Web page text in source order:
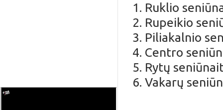
1. Ruklio
2. Rupeikio
3. Piliakalnio
4. Centro
5. Rytų
6. Vakarų